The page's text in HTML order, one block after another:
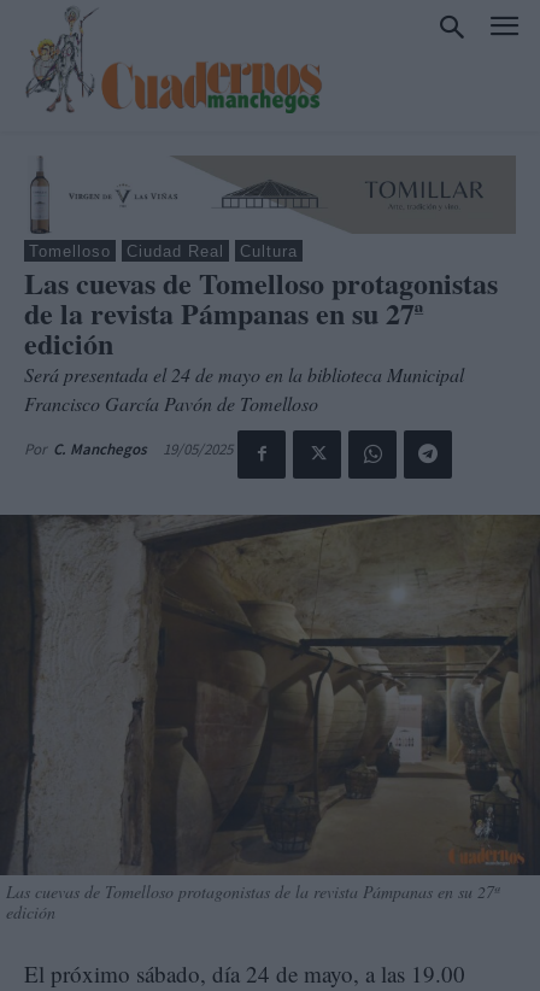
Tomelloso Ciudad Real Cultura
Las cuevas de Tomelloso protagonistas
de la revista Pámpanas en su 27ª
edición
Será presentada el 24 de mayo en la biblioteca Municipal
Francisco García Pavón de Tomelloso
Por C. Manchegos 19/05/2025
Las cuevas de Tomelloso protagonistas de la revista Pámpanas en su 27ª
edición
El próximo sábado, día 24 de mayo, a las 19.00